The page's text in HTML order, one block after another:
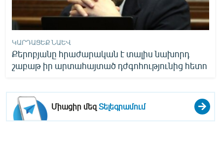
ԿԱՐԴԱՑԵՔ ՆԱԵՎ
Քերոբյանը հրաժարական է տալիս նախորդ
շաբաթ իր արտահայտած դժգոհությունից հետո
Միացիր մեզՏելեգրամում